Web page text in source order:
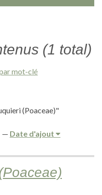
(1 total)
mot-clé
(Poaceae)"
Date d'ajout